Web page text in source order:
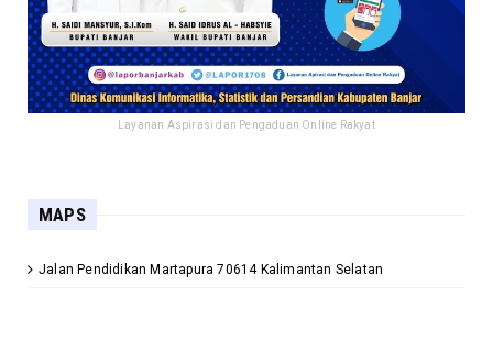
Layanan Aspirasi dan Pengaduan Online Rakyat
MAPS
Jalan Pendidikan Martapura 70614 Kalimantan Selatan